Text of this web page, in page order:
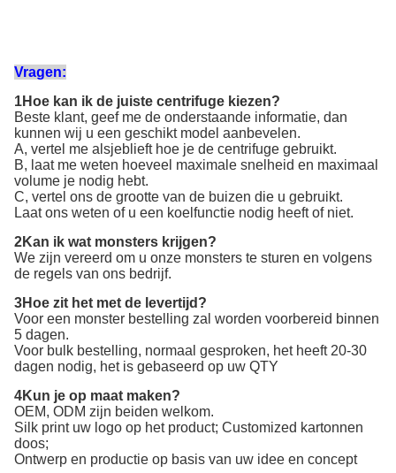
Vragen:
1Hoe kan ik de juiste centrifuge kiezen?
Beste klant, geef me de onderstaande informatie, dan
kunnen wij u een geschikt model aanbevelen.
A, vertel me alsjeblieft hoe je de centrifuge gebruikt.
B, laat me weten hoeveel maximale snelheid en maximaal
volume je nodig hebt.
C, vertel ons de grootte van de buizen die u gebruikt.
Laat ons weten of u een koelfunctie nodig heeft of niet.
2Kan ik wat monsters krijgen?
We zijn vereerd om u onze monsters te sturen en volgens
de regels van ons bedrijf.
3Hoe zit het met de levertijd?
Voor een monster bestelling zal worden voorbereid binnen
5 dagen.
Voor bulk bestelling, normaal gesproken, het heeft 20-30
dagen nodig, het is gebaseerd op uw QTY
4Kun je op maat maken?
OEM, ODM zijn beiden welkom.
Silk print uw logo op het product; Customized kartonnen
doos;
Ontwerp en productie op basis van uw idee en concept